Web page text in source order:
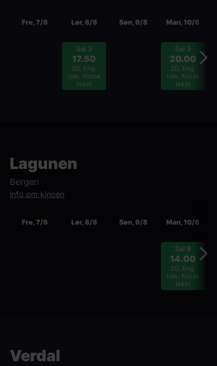
Fre, 7/8 Lør, 8/8
Sal 3
17.50
2D, Eng.
tale, Norsk
tekst
Søn, 9/8 Man, 10/8
Sal 3
20.00
2D, Eng.
tale, Norsk
tekst
Lagunen
Bergen
Info om kinoen
Fre, 7/8 Lør, 8/8 Søn, 9/8 Man, 10/8
Sal 9
14.00
2D, Eng.
tale, Norsk
tekst
Verdal